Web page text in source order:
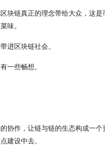
块链真正的理念带给大众，这
味。
进区块链社会。
一些畅想。
协作，让链与链的生态构成一
建设中去。